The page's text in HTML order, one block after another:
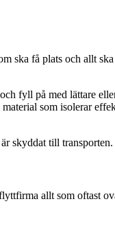
få plats och allt
fyll på med lättare
som isolerar
skyddat till transporten.
allt som oftast